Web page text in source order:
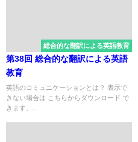
総合的な翻訳による英語教育
第38回 総合的な翻訳による英語
教育
英語のコミュニケーションとは？ 表示で
きない場合は こちらからダウンロード で
きます。...